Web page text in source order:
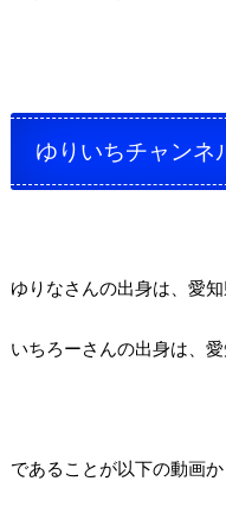
ゆりいちチャンネ
ゆりなさんの出身は、愛
いちろーさんの出身は、
であることが以下の動画